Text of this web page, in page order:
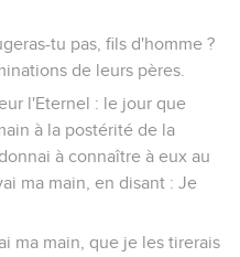
tu pas, fils d'homme ?
de leurs pères.
l'Eternel : le jour que
à la postérité de la
à connaître à eux au
ma main, en disant : Je
ma main, que je les tirerais